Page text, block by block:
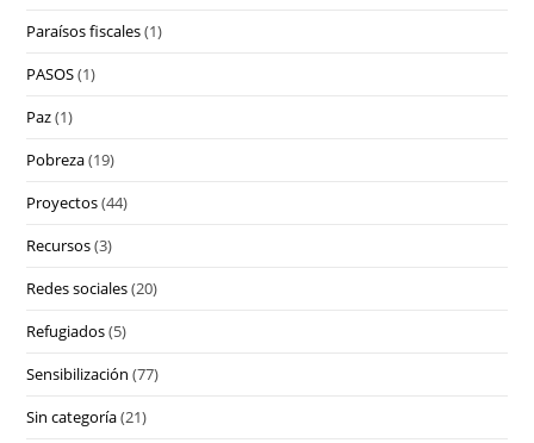
Paraísos fiscales(1)
PASOS(1)
Paz(1)
Pobreza(19)
Proyectos(44)
Recursos(3)
Redes sociales(20)
Refugiados(5)
Sensibilización (77)
Sin categoría(21)